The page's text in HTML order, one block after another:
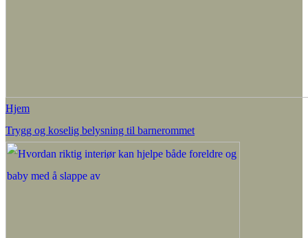
Hjem
Trygg og koselig belysning til barnerommet